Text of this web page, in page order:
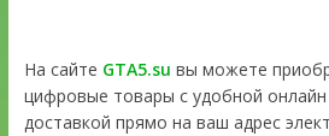
На сайте GTA5.su вы можете
цифровые товары с удобной
доставкой прямо на ваш адрес